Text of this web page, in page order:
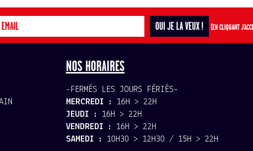
(EN CLIQUANT
NOS HORAIRES
-FERMÉS LES JOURS FÉRIÉS-
MERCREDI : 16H > 22H
JEUDI : 16H > 22H
VENDREDI : 16H > 22H
SAMEDI : 10H30 > 12H30 / 15H > 22H